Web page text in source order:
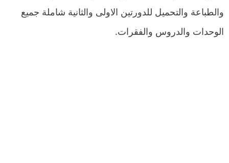
والطباعة والتحميل للدورتين الاولى والثانية شاملة جميع
الوحدات والدروس والفقرات.